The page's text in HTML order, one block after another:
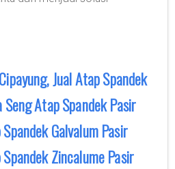
Jual Atap Spandek
Atap Spandek Pasir
Galvalum Pasir
Zincalume Pasir